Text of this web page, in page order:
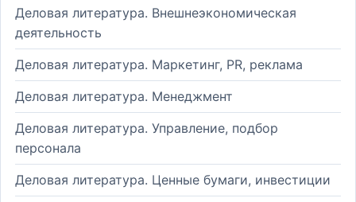
Деловая литература. Внешнеэкономическая
деятельность
Деловая литература. Маркетинг, PR, реклама
Деловая литература. Менеджмент
Деловая литература. Управление, подбор
персонала
Деловая литература. Ценные бумаги, инвестиции